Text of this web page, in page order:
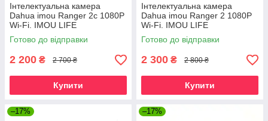
Інтелектуальна камера
Dahua imou Ranger 2c 1080P
Wi-Fi. IMOU LIFE
Готово до відправки
2 200 ₴ 2 700 ₴
Купити
Інтелектуальна камера
Dahua imou Ranger 2 1080P
Wi-Fi. IMOU LIFE
Готово до відправки
2 300 ₴ 2 800 ₴
Купити
–17% –17%